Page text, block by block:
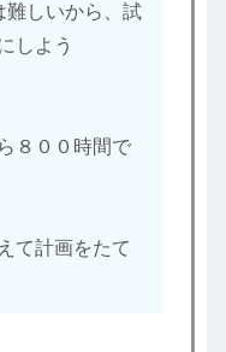
しいから、試
しよう
８００時間で
て計画をたて